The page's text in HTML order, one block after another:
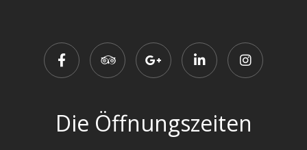
Die Öffnungszeiten